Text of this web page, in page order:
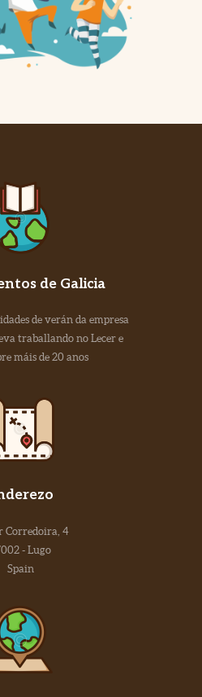
de Galicia
de verán da empresa
traballando no Lecer e
máis de 20 anos
Corredoira, 4
- Lugo
Spain